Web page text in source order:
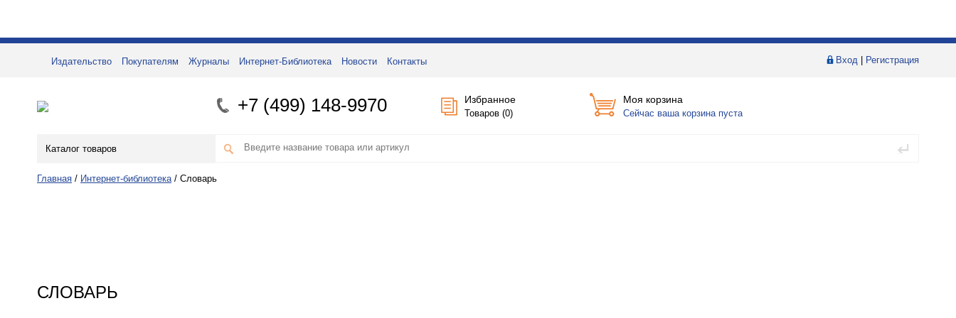
Вход Регистрация
Издательство Покупателям Журналы Интернет-Библиотека Новости Контакты
+7 (499) 148-9970 Избранное
Товаров (0)
Моя корзина
Сейчас ваша корзина пуста
Каталог товаров
Главная / Интернет-библиотека / Словарь
СЛОВАРЬ